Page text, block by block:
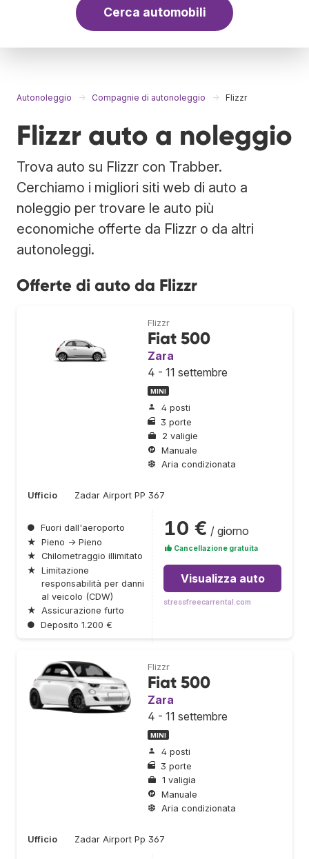
Cerca automobili
Autonoleggio Compagnie di autonoleggio Flizzr
Flizzr auto a noleggio
Trova auto su Flizzr con Trabber.
Cerchiamo i migliori siti web di auto a
noleggio per trovare le auto più
economiche offerte da Flizzr o da altri
autonoleggi.
Offerte di auto da Flizzr
Flizzr
Fiat 500
Zara
4 - 11 settembre
MINI
4 posti
3 porte
2 valigie
Manuale
Aria condizionata
Ufficio Zadar Airport PP 367
● Fuori dall'aeroporto
★ Pieno → Pieno
★ Chilometraggio illimitato
★ Limitazione
responsabilità per danni
al veicolo (CDW)
★ Assicurazione furto
● Deposito 1.200 €
10 € / giorno
Cancellazione gratuita
Visualizza auto
stressfreecarrental.com
Flizzr
Fiat 500
Zara
4 - 11 settembre
MINI
4 posti
3 porte
1 valigia
Manuale
Aria condizionata
Ufficio Zadar Airport Pp 367